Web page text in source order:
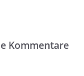
Kommentare